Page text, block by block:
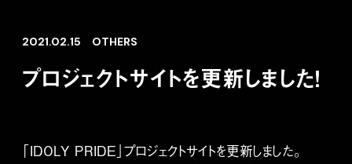
2021.02.15 OTHERS
プロジェクトサイトを更新しました！
「IDOLY PRIDE」プロジェクトサイトを更新しました。